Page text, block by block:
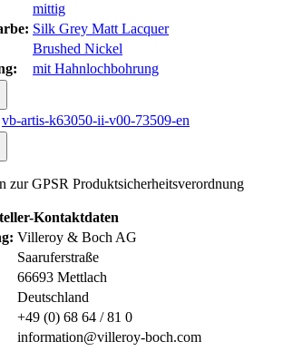
mittig
Silk Grey Matt Lacquer
Brushed Nickel
mit Hahnlochbohrung
vb-artis-k63050-ii-v00-73509-en
zur GPSR Produktsicherheitsverordnung
Kontaktdaten
Villeroy & Boch AG
Saaruferstraße
66693 Mettlach
Deutschland
+49 (0) 68 64 / 81 0
information@villeroy-boch.com